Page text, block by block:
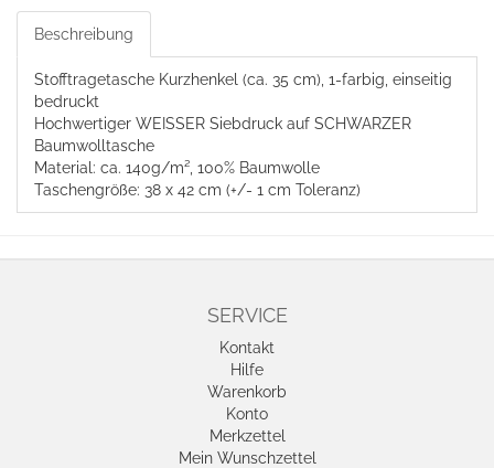
Beschreibung
Stofftragetasche Kurzhenkel (ca. 35 cm), 1-farbig, einseitig
bedruckt
Hochwertiger WEISSER Siebdruck auf SCHWARZER
Baumwolltasche
Material: ca. 140g/m², 100% Baumwolle
Taschengröße: 38 x 42 cm (+/- 1 cm Toleranz)
SERVICE
Kontakt
Hilfe
Warenkorb
Konto
Merkzettel
Mein Wunschzettel